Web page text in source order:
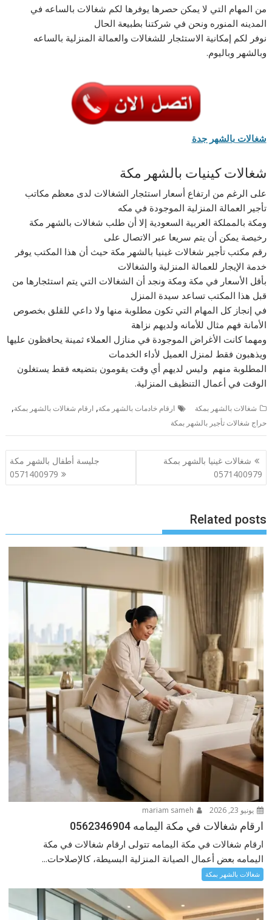
من المهام التي لا يمكن حصرها يوفرها لكم شغالات بالساعه في
المدينه المنوره ونحن في شركتنا بطبيعة الحال
نوفر لكم إمكانية الاستئجار للشغالات والعمالة المنزلية بالساعه
وبالشهر وباليوم.
شغالات بالشهر جدة
شغالات كينيات بالشهر مكة
على الرغم من ارتفاع أسعار استئجار الشغالات لدى معظم مكاتب
تأجير العمالة المنزلية الموجودة في مكه
ومكة بالمملكة العربية السعودية إلا أن طلب شغالات بالشهر مكة
رخيصة يمكن أن يتم سريعا عبر الاتصال على
رقم مكتب تأجير شغالات غينيا بالشهر مكة حيث أن هذا المكتب يوفر
خدمة الإيجار للعمالة المنزلية والشغالات
بأقل الأسعار في مكة ومكة ونجد أن الشغالات التي يتم استئجارها من
قبل هذا المكتب تساعد سيدة المنزل
في إنجاز كل المهام التي تكون مطلوبة منها ولا داعي للقلق بخصوص
الأمانة فهم مثال للأمانه ولديهم نزاهة
ومهما كانت الأغراض الموجودة في منازل العملاء ثمينة يحافظون عليها
ويذهبون فقط لمنزل العميل لأداء الخدمات
المطلوبة منهم وليس لديهم أي وقت يقومون بتضيعه فقط يستغلون
الوقت في أعمال التنظيف المنزلية.
شغالات بالشهر بمكة ارقام خادمات بالشهر مكة,ارقام شغالات بالشهر بمكة,
حراج شغالات تأجير بالشهر بمكة
تصفّح
المقالات
شغالات غينيا بالشهر بمكة
0571400979
جليسة أطفال بالشهر مكة
0571400979
Related posts
يونيو 23, 2026
ارقام شغالات في مكة اليمامه 0562346904
ارقام شغالات في مكة اليمامه تتولى ارقام شغالات في مكة
اليمامه بعض أعمال الصيانة المنزلية البسيطة، كالإصلاحات...
شغالات بالشهر بمكة